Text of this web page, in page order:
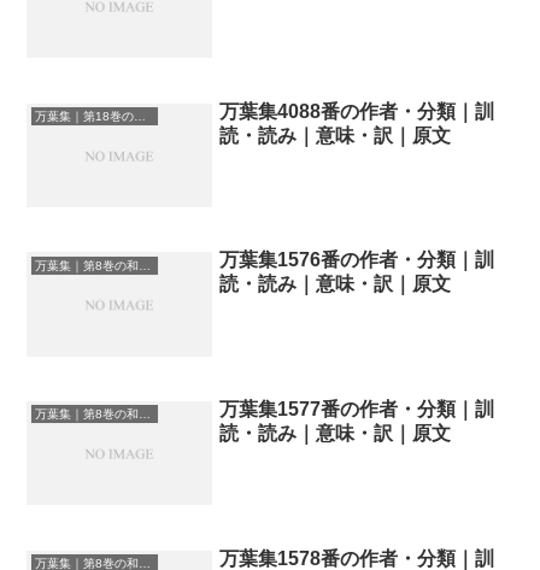
万葉集｜第18巻の和歌一覧
万葉集4088番の作者・分類｜訓
読・読み｜意味・訳｜原文
万葉集1576番の作者・分類｜訓
読・読み｜意味・訳｜原文
万葉集｜第8巻の和歌一覧
万葉集1577番の作者・分類｜訓
読・読み｜意味・訳｜原文
万葉集1578番の作者・分類｜訓